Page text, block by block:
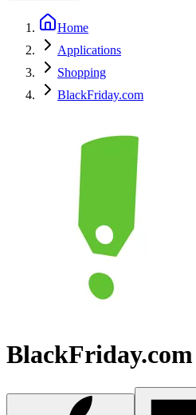
Home
Applications
Shopping
BlackFriday.com
BlackFriday.com